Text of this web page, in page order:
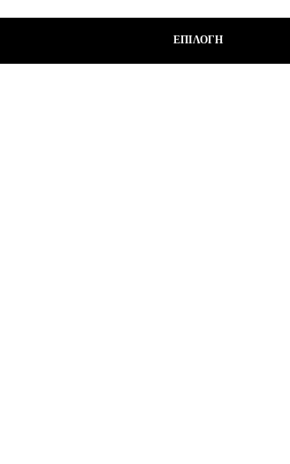
ΕΠΙΛΟΓΉ